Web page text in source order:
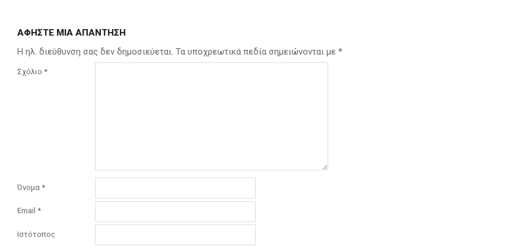
ΑΦΉΣΤΕ ΜΙΑ ΑΠΆΝΤΗΣΗ
Η ηλ. διεύθυνση σας δεν δημοσιεύεται. Τα υποχρεωτικά πεδία σημειώνονται με *
Σχόλιο *
Όνομα *
Email *
Ιστότοπος